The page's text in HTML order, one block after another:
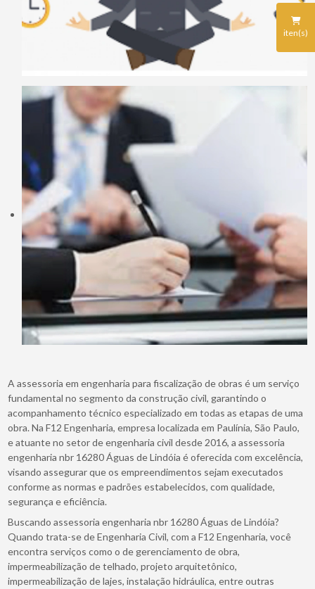
iten(s)
A assessoria em engenharia para fiscalização de obras é um serviço
fundamental no segmento da construção civil, garantindo o
acompanhamento técnico especializado em todas as etapas de uma
obra. Na F12 Engenharia, empresa localizada em Paulínia, São Paulo,
e atuante no setor de engenharia civil desde 2016, a assessoria
engenharia nbr 16280 Águas de Lindóia é oferecida com excelência,
visando assegurar que os empreendimentos sejam executados
conforme as normas e padrões estabelecidos, com qualidade,
segurança e eficiência.
Buscando assessoria engenharia nbr 16280 Águas de Lindóia?
Quando trata-se de Engenharia Civil, com a F12 Engenharia, você
encontra serviços como o de gerenciamento de obra,
impermeabilização de telhado, projeto arquitetônico,
impermeabilização de lajes, instalação hidráulica, entre outras